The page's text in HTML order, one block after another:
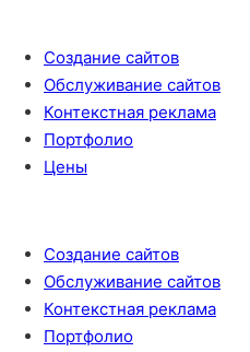
Создание сайтов
Обслуживание сайтов
Контекстная реклама
Портфолио
Цены
Создание сайтов
Обслуживание сайтов
Контекстная реклама
Портфолио